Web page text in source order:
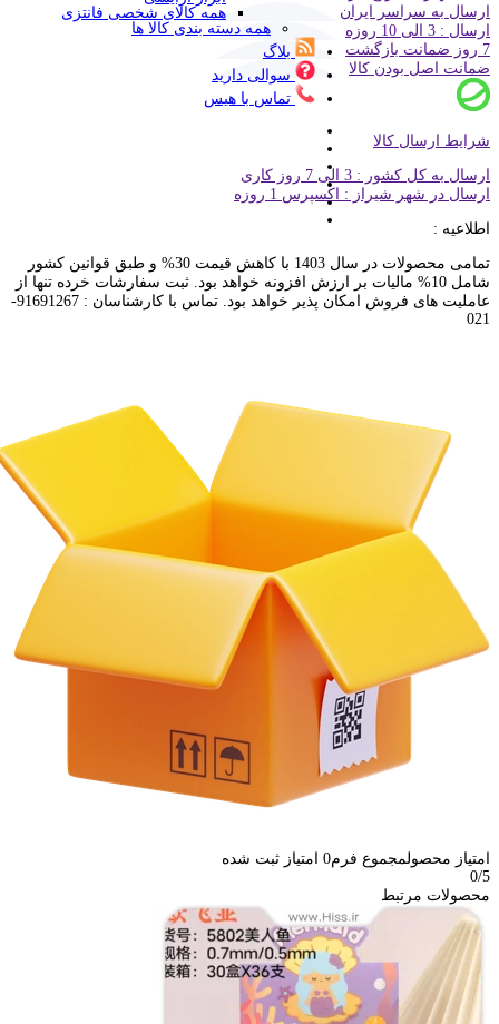
همه کالای شخصی فانتزی
همه دسته بندی کالا ها
بلاگ
سوالی دارید
تماس با هیس
ارسال به سراسر ایران
ارسال : 3 الی 10 روزه
7 روز ضمانت بازگشت
ضمانت اصل بودن کالا
شرایط ارسال کالا
ارسال به کل کشور : 3 الی 7 روز کاری
ارسال در شهر شیراز : اکسپرس 1 روزه
اطلاعیه :
تمامی محصولات در سال 1403 با کاهش قیمت 30% و طبق قوانین کشور
شامل 10% مالیات بر ارزش افزونه خواهد بود. ثبت سفارشات خرده تنها از
عاملیت های فروش امکان پذیر خواهد بود. تماس با کارشناسان : 91691267-
021
امتیاز محصولمجموع فرم0 امتیاز ثبت شده
0/5
محصولات مرتبط